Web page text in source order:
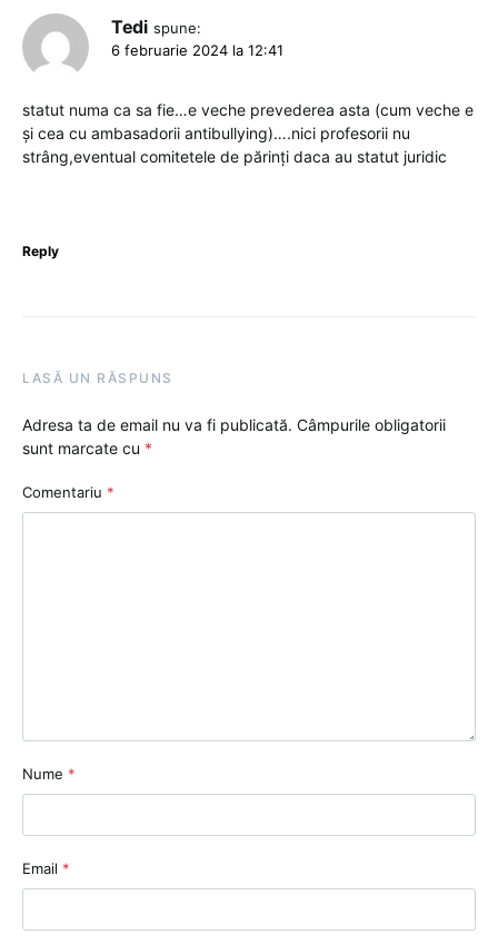
Tedi spune:
6 februarie 2024 la 12:41
statut numa ca sa fie…e veche prevederea asta (cum veche e
și cea cu ambasadorii antibullying)….nici profesorii nu
strâng,eventual comitetele de părinți daca au statut juridic
Reply
LASĂ UN RĂSPUNS
Adresa ta de email nu va fi publicată. Câmpurile obligatorii
sunt marcate cu *
Comentariu *
Nume *
Email *